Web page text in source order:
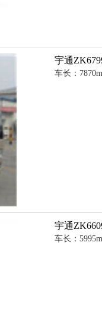
宇通
车长：
宇通
车长：